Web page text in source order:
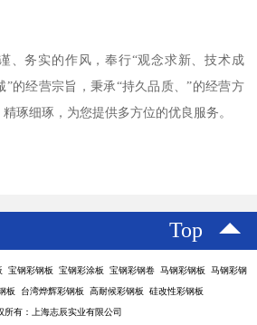
、务实的作风，奉行“观念求新、技术成
的经营宗旨，秉承“持久品质、”的经营方
琢细琢，为您提供多方位的优良服务。
Top
宝钢彩钢板 宝钢彩涂板 宝钢彩钢卷 马钢彩钢板 马钢彩钢
板 台湾烨辉彩钢板 高耐候彩钢板 硅改性彩钢板
所有：上海志辰实业有限公司